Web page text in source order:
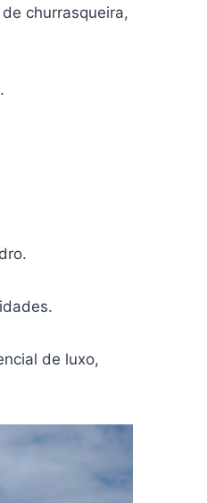
churrasqueira,
de luxo,